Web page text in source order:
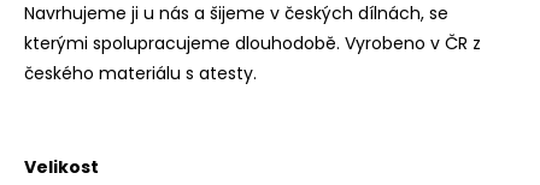
Navrhujeme ji u nás a šijeme v českých dílnách, se
kterými spolupracujeme dlouhodobě. Vyrobeno v ČR z
českého materiálu s atesty.
Velikost